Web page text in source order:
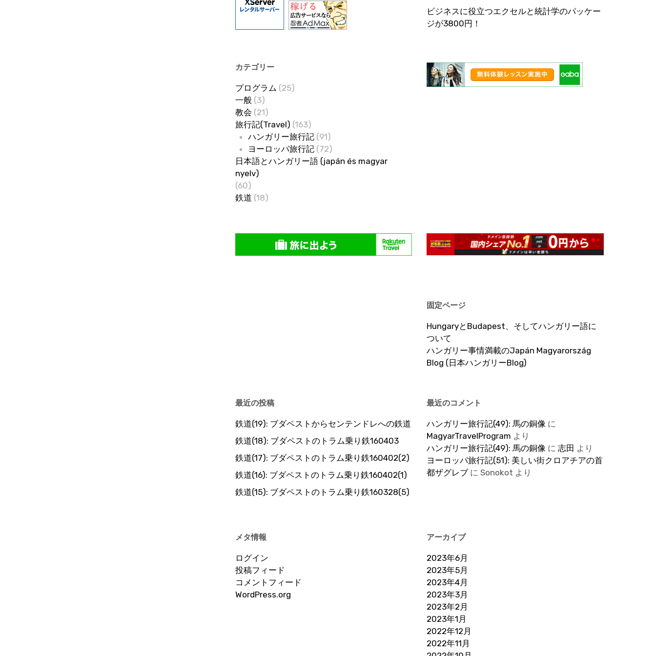
ビジネスに役立つエクセルと統計学のパッケー
ジが3800円！
カテゴリー
プログラム (25)
一般 (3)
教会 (21)
旅行記(Travel) (163)
ハンガリー旅行記(91)
ヨーロッパ旅行記(72)
日本語とハンガリー語 (japán és magyar
nyelv)
(60)
鉄道 (18)
固定ページ
HungaryとBudapest、そしてハンガリー語に
ついて
ハンガリー事情満載のJapán Magyarország
Blog (日本ハンガリーBlog)
最近の投稿
鉄道(19): ブダペストからセンテンドレへの鉄道
鉄道(18): ブダペストのトラム乗り鉄160403
鉄道(17): ブダペストのトラム乗り鉄160402(2)
鉄道(16): ブダペストのトラム乗り鉄160402(1)
鉄道(15): ブダペストのトラム乗り鉄160328(5)
最近のコメント
ハンガリー旅行記(49): 馬の銅像 に
MagyarTravelProgram より
ハンガリー旅行記(49): 馬の銅像 に志田 より
ヨーロッパ旅行記(51): 美しい街クロアチアの首
都ザグレブにSonokot より
メタ情報
ログイン
投稿フィード
コメントフィード
WordPress.org
アーカイブ
2023年6月
2023年5月
2023年4月
2023年3月
2023年2月
2023年1月
2022年12月
2022年11月